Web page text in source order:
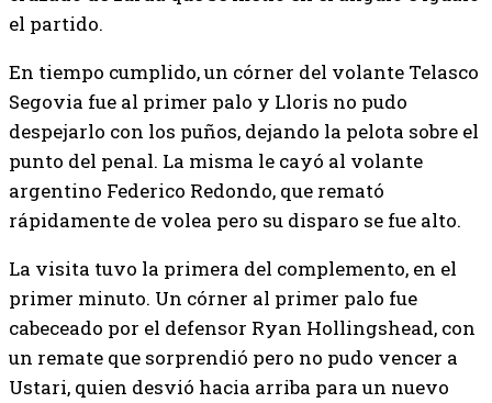
el partido.
En tiempo cumplido, un córner del volante Telasco
Segovia fue al primer palo y Lloris no pudo
despejarlo con los puños, dejando la pelota sobre el
punto del penal. La misma le cayó al volante
argentino Federico Redondo, que remató
rápidamente de volea pero su disparo se fue alto.
La visita tuvo la primera del complemento, en el
primer minuto. Un córner al primer palo fue
cabeceado por el defensor Ryan Hollingshead, con
un remate que sorprendió pero no pudo vencer a
Ustari, quien desvió hacia arriba para un nuevo